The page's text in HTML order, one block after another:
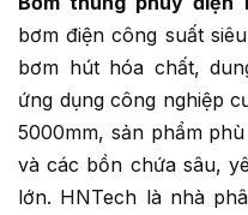
bơm điện công suất
bơm hút hóa chất,
ứng dụng công nghiệp
5000mm, sản phẩm
và các bồn chứa sâu,
lớn. HNTech là nhà